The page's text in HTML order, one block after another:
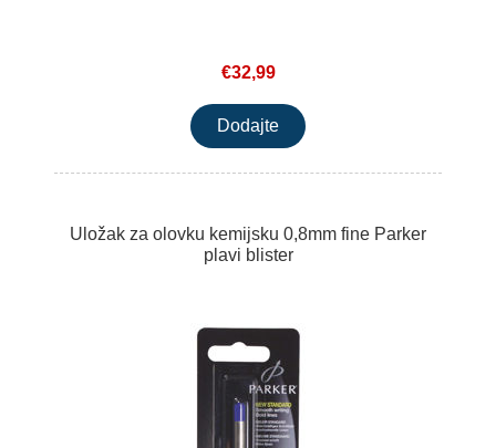
€32,99
Uložak za olovku kemijsku 0,8mm fine Parker
plavi blister